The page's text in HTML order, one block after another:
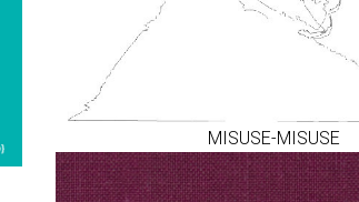
MISUSE-MISUSE